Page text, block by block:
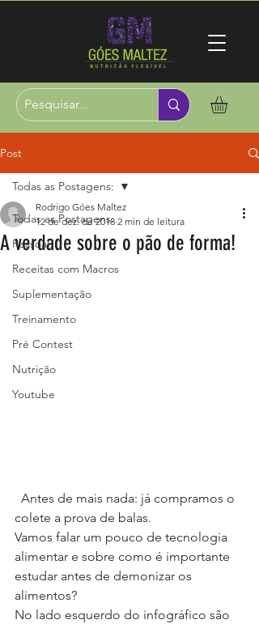
Post
Todas as Postagens:
Pessoal
Receitas com Macros
Suplementação
Treinamento
Pré Contest
Nutrição
Youtube
Todas as Postagens:
A verdade sobre o pão de forma!
Rodrigo Góes Maltez
12 de dez. de 2018 2 min de leitura
colete a prova de balas.
Vamos falar um pouco de tecnologia
alimentar e sobre como é importante
estudar antes de demonizar os
alimentos?
No lado esquerdo do infográfico são